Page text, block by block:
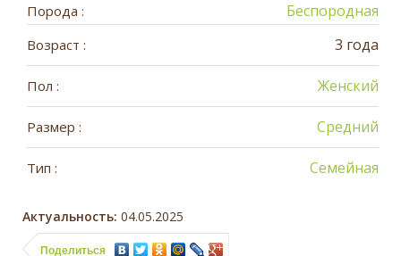
Порода : Беспородная
Возраст : 3 года
Пол : Женский
Размер : Средний
Тип : Семейная
Актуальность: 04.05.2025
Поделиться